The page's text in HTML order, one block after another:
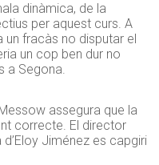
dinàmica, de la
per aquest curs. A
fracàs no disputar el
un cop ben dur no
a Segona.
assegura que la
correcte. El director
Jiménez es capgiri